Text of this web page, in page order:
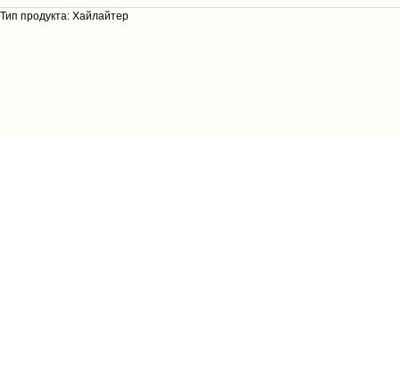
Тип продукта: Хайлайтер